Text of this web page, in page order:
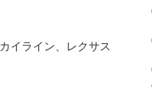
イライン、レクサス